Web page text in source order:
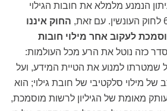
הנמנע מלמלא את חובות הגילוי
החוק איננו
לעקוב אחר מילוי חובות
כזה נוטל את הרע מכל העולמות:
שמטרתו למנוע את הטיית המידע, ועל
של מילוי סלקטיבי של חובת גילוי; הוא
מאומת של הגיליון לרשות מוסמכת,